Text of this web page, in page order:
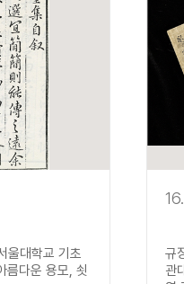
울대학교 기초
름다운 용모, 쇳
16.
규
관